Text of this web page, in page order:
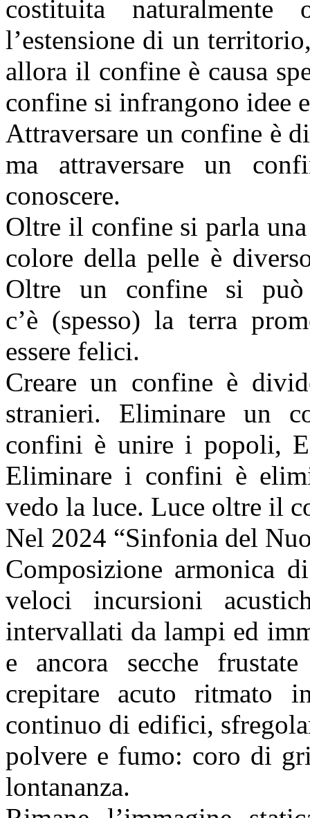
costituita
l’estensione di un
allora il confine è causa
confine si infrangono idee
Attraversare un confine è
ma attraversare un
conoscere.
Oltre il confine si parla
colore della pelle è
Oltre un confine si
c’è (spesso) la terra
essere felici.
Creare un confine è
stranieri. Eliminare un
confini è unire i popoli,
Eliminare i confini è
vedo la luce. Luce oltre il
Nel 2024 “Sinfonia del
Composizione armonica
veloci incursioni
intervallati da lampi ed
e ancora secche
crepitare acuto ritmato
continuo di edifici,
polvere e fumo: coro di
lontananza.